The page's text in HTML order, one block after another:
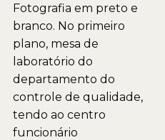
Fotografia em preto e
branco. No primeiro
plano, mesa de
laboratório do
departamento do
controle de qualidade,
tendo ao centro
funcionário